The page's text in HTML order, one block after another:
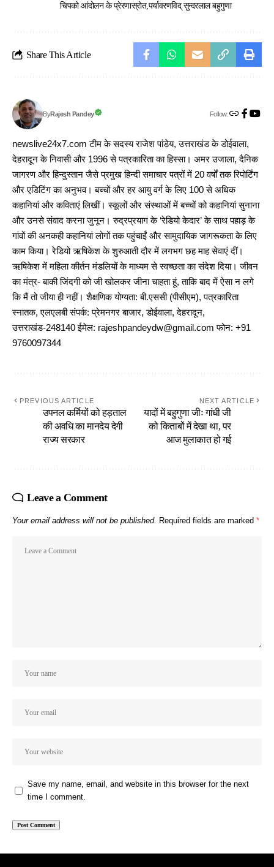
चिपको आंदोलन के प्रेरणास्रोत पर्यावरणविद् सुन्दरलाल बहुगुणा
Share This Article
ByRajesh Pandey Follow:
newslive24x7.com टीम के सदस्य राजेश पांडेय, उत्तराखंड के डोईवाला,
देहरादून के निवासी और 1996 से पत्रकारिता का हिस्सा। अमर उजाला, दैनिक
जागरण और हिन्दुस्तान जैसे प्रमुख हिन्दी समाचार पत्रों में 20 वर्षों तक रिपोर्टिंग
और एडिटिंग का अनुभव। बच्चों और हर आयु वर्ग के लिए 100 से अधिक
कहानियां और कविताएं लिखीं। स्कूलों और संस्थाओं में बच्चों को कहानियां सुनाना
और उनसे संवाद करना जुनून। रुद्रप्रयाग के ‘रेडियो केदार’ के साथ पहाड़ के
गांवों की अनकही कहानियां लोगों तक पहुंचाईं और सामुदायिक जागरूकता के लिए
काम किया। रेडियो ऋषिकेश के शुरुआती दौर में लगभग छह माह सेवाएं दीं।
ऋषिकेश में महिला कीर्तन मंडलियों के माध्यम से स्वच्छता का संदेश दिया। जीवन
का मंत्र- बाकी जिंदगी को जी खोलकर जीना चाहता हूं, ताकि बाद में ऐसा न लगे
कि मैं तो जीया ही नहीं। शैक्षणिक योग्यता: बी.एससी (पीसीएम), पत्रकारिता
स्नातक, एलएलबी संपर्क: प्रेमनगर बाजार, डोईवाला, देहरादून,
उत्तराखंड-248140 ईमेल: rajeshpandeydw@gmail.com फोन: +91
9760097344
PREVIOUS ARTICLE
उपनल कर्मियों को हड़ताल
की अवधि का मानदेय देगी
राज्य सरकार
NEXT ARTICLE
यादों में बहुगुणा जीः गांधी जी
को किताबों में देखा था, पर
आज मुलाकात हो गई
Leave a Comment
Your email address will not be published. Required fields are marked *
Save my name, email, and website in this browser for the next
time I comment.